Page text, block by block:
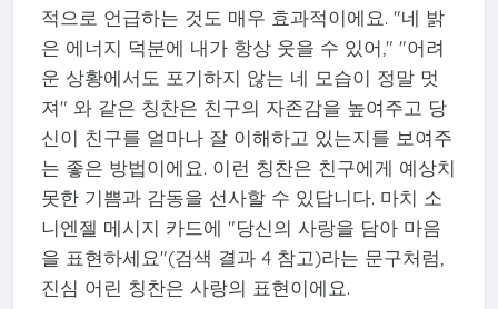
적으로 언급하는 것도 매우 효과적이에요. "네 밝
은 에너지 덕분에 내가 항상 웃을 수 있어," "어려
운 상황에서도 포기하지 않는 네 모습이 정말 멋
져" 와 같은 칭찬은 친구의 자존감을 높여주고 당
신이 친구를 얼마나 잘 이해하고 있는지를 보여주
는 좋은 방법이에요. 이런 칭찬은 친구에게 예상치
못한 기쁨과 감동을 선사할 수 있답니다. 마치 소
니엔젤 메시지 카드에 "당신의 사랑을 담아 마음
을 표현하세요"(검색 결과 4 참고)라는 문구처럼,
진심 어린 칭찬은 사랑의 표현이에요.